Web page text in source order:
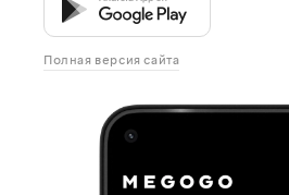
Полная версия сайта